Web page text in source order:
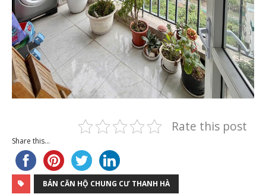
Rate this post
Share this...
BÁN CĂN HỘ CHUNG CƯ THANH HÀ